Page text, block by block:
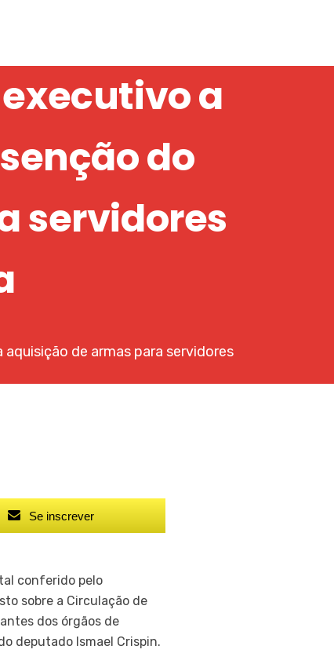
a
do
servidores
de armas para servidores
Se inscrever
conferido pelo
sobre a Circulação de
dos órgãos de
deputado Ismael Crispin.